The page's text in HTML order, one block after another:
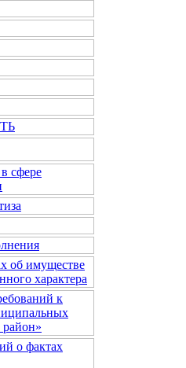
сфере
об имуществе
характера
к
о фактах